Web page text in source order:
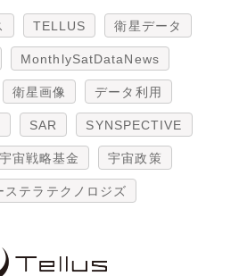
TELLUS 衛星データ
MonthlySatDataNews
衛星画像 データ利用
SAR SYNSPECTIVE
宇宙戦略基金 宇宙政策
ステラテクノロジズ